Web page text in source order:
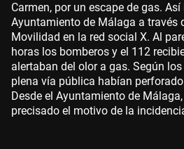
Carmen, por un escape de gas.
Ayuntamiento de Málaga a través
Movilidad en la red social X. Al
horas los bomberos y el 112
alertaban del olor a gas. Según
plena vía pública habían
Desde el Ayuntamiento de
precisado el motivo de la